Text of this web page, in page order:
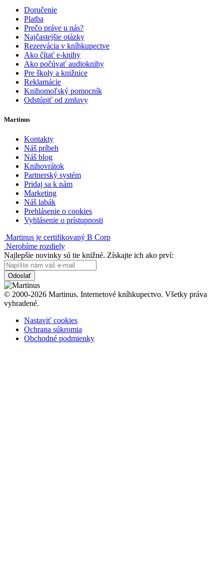
Doručenie
Platba
Prečo práve u nás?
Najčastejšie otázky
Rezervácia v kníhkupectve
Ako čítať e-knihy
Ako počúvať audioknihy
Pre školy a knižnice
Reklamácie
Knihomoľský pomocník
Odstúpiť od zmluvy
Martinus
Kontakty
Náš príbeh
Náš blog
Knihovrátok
Partnerský systém
Pridaj sa k nám
Marketing
Náš labák
Prehlásenie o cookies
Vyhlásenie o prístupnosti
Martinus je certifikovaný B Corp
Nerobíme rozdiely
Najlepšie novinky sú tie knižné. Získajte ich ako prví:
Odoslať
© 2000-2026 Martinus. Internetové kníhkupectvo. Všetky práva
vyhradené.
Nastaviť cookies
Ochrana súkromia
Obchodné podmienky